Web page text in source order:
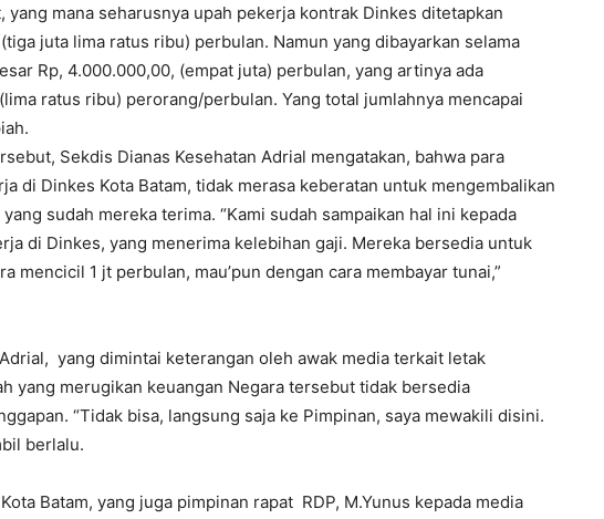
yang mana seharusnya upah pekerja kontrak Dinkes ditetapkan
juta lima ratus ribu) perbulan. Namun yang dibayarkan selama
Rp, 4.000.000,00, (empat juta) perbulan, yang artinya ada
ratus ribu) perorang/perbulan. Yang total jumlahnya mencapai
Sekdis Dianas Kesehatan Adrial mengatakan, bahwa para
di Dinkes Kota Batam, tidak merasa keberatan untuk mengembalikan
sudah mereka terima. “Kami sudah sampaikan hal ini kepada
di Dinkes, yang menerima kelebihan gaji. Mereka bersedia untuk
mencicil 1 jt perbulan, mau’pun dengan cara membayar tunai,”
yang dimintai keterangan oleh awak media terkait letak
yang merugikan keuangan Negara tersebut tidak bersedia
“Tidak bisa, langsung saja ke Pimpinan, saya mewakili disini.
berlalu.
Batam, yang juga pimpinan rapat RDP, M.Yunus kepada media